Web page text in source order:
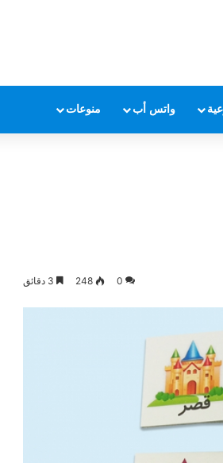
واتس أب منوعات
0
248